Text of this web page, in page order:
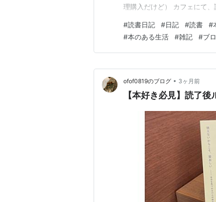
理購入だけど） カフェにて
が沢山！ と、いうことで積
The …
#読書日記 #日記 #読書 #
#本のある生活 #雑記 #ブ
ofof0819のブログ • 3ヶ月前
【本好き必見】読了後